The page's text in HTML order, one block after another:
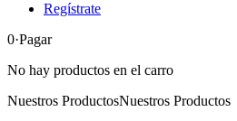
Regístrate
0·Pagar
No hay productos en el carro
Nuestros ProductosNuestros Productos